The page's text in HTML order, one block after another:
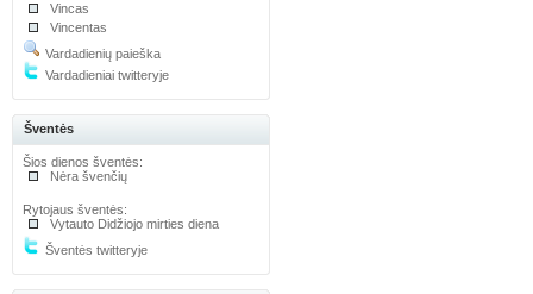
Vincas
Vincentas
Vardadienių paieška
Vardadieniai twitteryje
Šventės
Šios dienos šventės:
Nėra švenčių
Rytojaus šventės:
Vytauto Didžiojo mirties diena
Šventės twitteryje